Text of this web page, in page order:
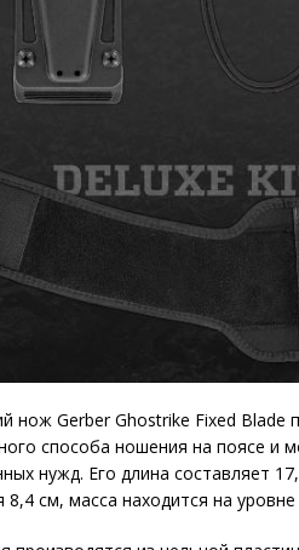
нож Gerber Ghostrike Fixed Blade
способа ношения на поясе и
нужд. Его длина составляет
8,4 см, масса находится на